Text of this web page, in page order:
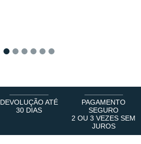
DEVOLUÇÃO ATÉ
30 DIAS
PAGAMENTO
SEGURO
2 OU 3 VEZES SEM
JUROS